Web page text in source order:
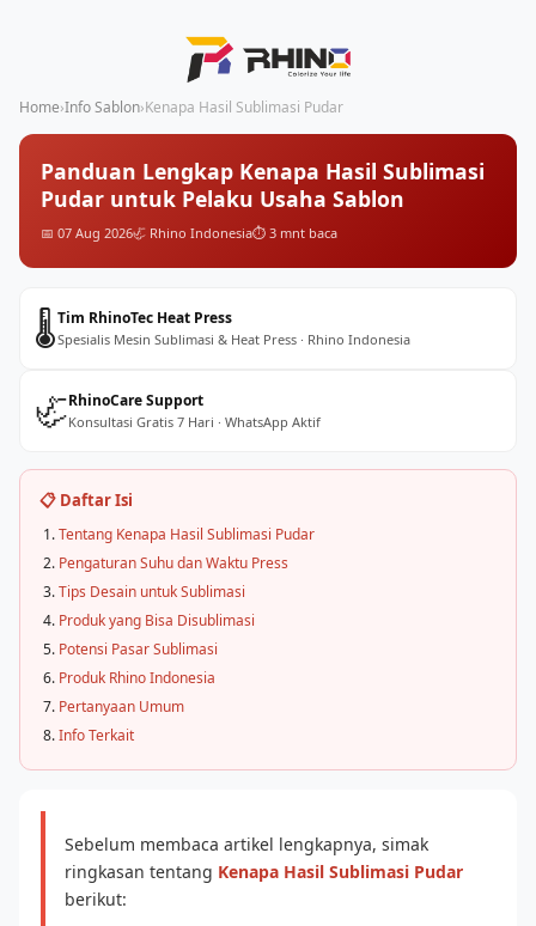
Home›Info Sablon›Kenapa Hasil Sublimasi Pudar
Panduan Lengkap Kenapa Hasil Sublimasi
Pudar untuk Pelaku Usaha Sablon
📅 07 Aug 2026🦏 Rhino Indonesia⏱️ 3 mnt baca
🌡️Tim RhinoTec Heat Press
Spesialis Mesin Sublimasi & Heat Press · Rhino Indonesia
🦏RhinoCare Support
Konsultasi Gratis 7 Hari · WhatsApp Aktif
📋 Daftar Isi
Tentang Kenapa Hasil Sublimasi Pudar
Pengaturan Suhu dan Waktu Press
Tips Desain untuk Sublimasi
Produk yang Bisa Disublimasi
Potensi Pasar Sublimasi
Produk Rhino Indonesia
Pertanyaan Umum
Info Terkait
Sebelum membaca artikel lengkapnya, simak
ringkasan tentang Kenapa Hasil Sublimasi Pudar
berikut: